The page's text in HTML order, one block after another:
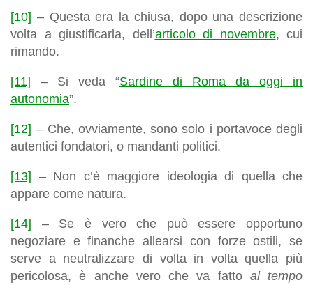
[10] – Questa era la chiusa, dopo una descrizione
volta a giustificarla, dell’articolo di novembre, cui
rimando.
[11] – Si veda “Sardine di Roma da oggi in
autonomia”.
[12] – Che, ovviamente, sono solo i portavoce degli
autentici fondatori, o mandanti politici.
[13] – Non c’è maggiore ideologia di quella che
appare come natura.
[14] – Se è vero che può essere opportuno
negoziare e finanche allearsi con forze ostili, se
serve a neutralizzare di volta in volta quella più
pericolosa, è anche vero che va fatto al tempo